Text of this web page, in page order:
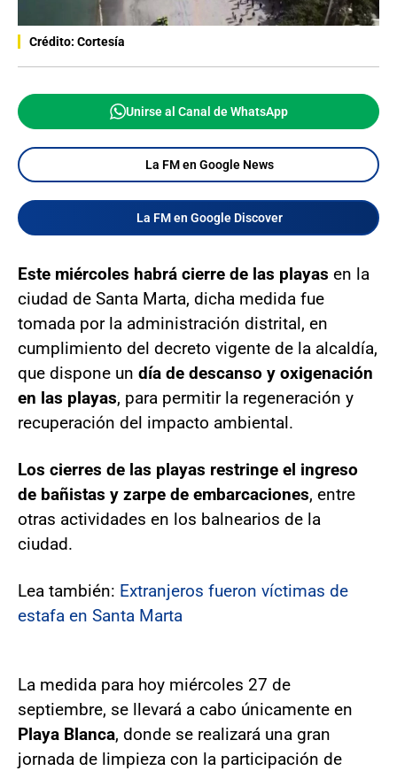
Crédito: Cortesía
Unirse al Canal de WhatsApp
La FM en Google News
La FM en Google Discover
Este miércoles habrá cierre de las playas en la
ciudad de Santa Marta, dicha medida fue
tomada por la administración distrital, en
cumplimiento del decreto vigente de la alcaldía,
que dispone un día de descanso y oxigenación
en las playas, para permitir la regeneración y
recuperación del impacto ambiental.
Los cierres de las playas restringe el ingreso
de bañistas y zarpe de embarcaciones, entre
otras actividades en los balnearios de la
ciudad.
Lea también: Extranjeros fueron víctimas de
estafa en Santa Marta
La medida para hoy miércoles 27 de
septiembre, se llevará a cabo únicamente en
Playa Blanca, donde se realizará una gran
jornada de limpieza con la participación de